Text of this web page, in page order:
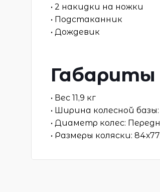
• 2 накидки на ножки
• Подстаканник
• Дождевик
Габариты
• Вес 11,9 кг
• Ширина колесной базы:
• Диаметр колес:
• Размеры коляски: